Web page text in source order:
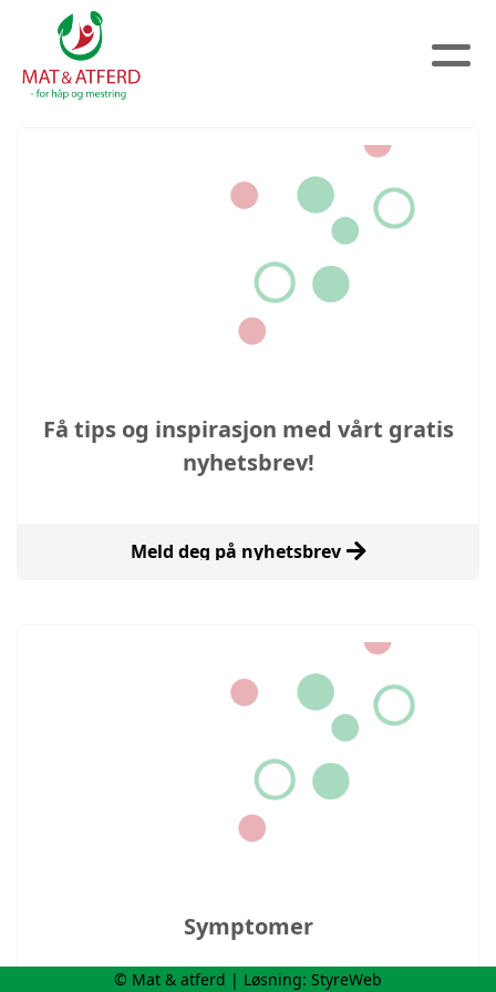
Få tips og inspirasjon med vårt gratis
nyhetsbrev!
Meld deg på nyhetsbrev
Symptomer
© Mat & atferd | Løsning: StyreWeb